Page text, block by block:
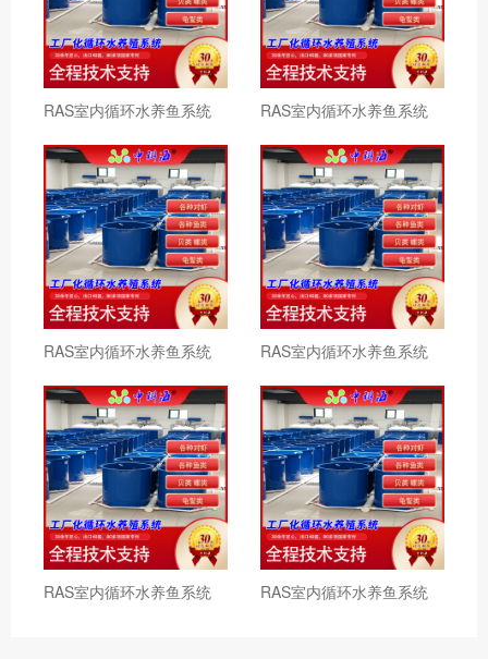
RAS室内循环水养鱼系统 RAS室内循环水养鱼系统
RAS室内循环水养鱼系统 RAS室内循环水养鱼系统
RAS室内循环水养鱼系统 RAS室内循环水养鱼系统